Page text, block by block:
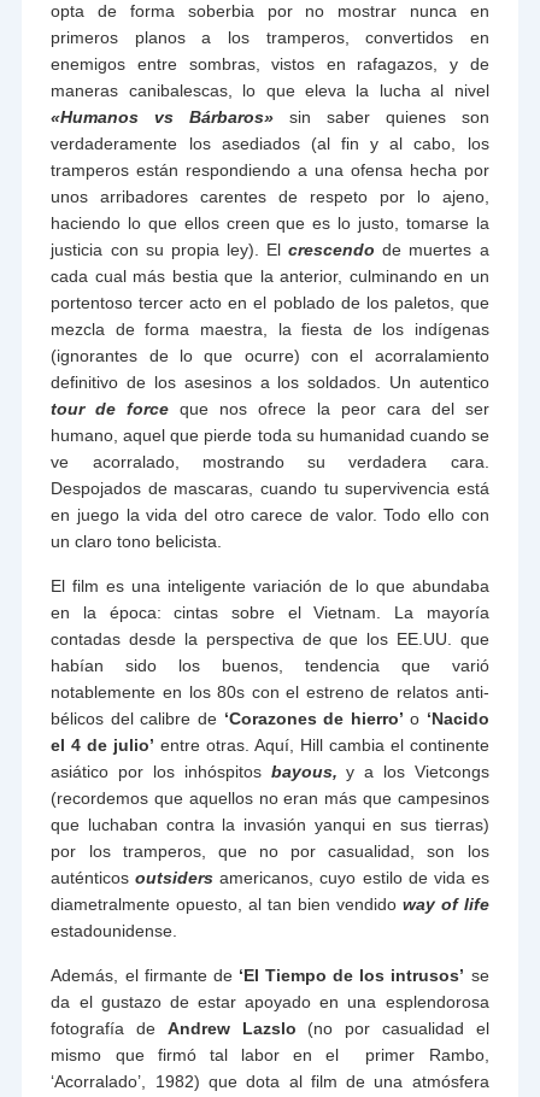
opta de forma soberbia por no mostrar nunca en
primeros planos a los tramperos, convertidos en
enemigos entre sombras, vistos en rafagazos, y de
maneras canibalescas, lo que eleva la lucha al nivel
«Humanos vs Bárbaros» sin saber quienes son
verdaderamente los asediados (al fin y al cabo, los
tramperos están respondiendo a una ofensa hecha por
unos arribadores carentes de respeto por lo ajeno,
haciendo lo que ellos creen que es lo justo, tomarse la
justicia con su propia ley). Elcrescendode muertes a
cada cual más bestia que la anterior, culminando en un
portentoso tercer acto en el poblado de los paletos, que
mezcla de forma maestra, la fiesta de los indígenas
(ignorantes de lo que ocurre) con el acorralamiento
definitivo de los asesinos a los soldados. Un autentico
tour de force que nos ofrece la peor cara del ser
humano, aquel que pierde toda su humanidad cuando se
ve acorralado, mostrando su verdadera cara.
Despojados de mascaras, cuando tu supervivencia está
en juego la vida del otro carece de valor. Todo ello con
un claro tono belicista.
El film es una inteligente variación de lo que abundaba
en la época: cintas sobre el Vietnam. La mayoría
contadas desde la perspectiva de que los EE.UU. que
habían sido los buenos, tendencia que varió
notablemente en los 80s con el estreno de relatos anti-
bélicos del calibre de ‘Corazones de hierro’ o ‘Nacido
el 4 de julio’ entre otras. Aquí, Hill cambia el continente
asiático por los inhóspitos bayous,y a los Vietcongs
(recordemos que aquellos no eran más que campesinos
que luchaban contra la invasión yanqui en sus tierras)
por los tramperos, que no por casualidad, son los
auténticosoutsidersamericanos, cuyo estilo de vida es
diametralmente opuesto, al tan bien vendido way of life
estadounidense.
Además, el firmante de ‘El Tiempo de los intrusos’ se
da el gustazo de estar apoyado en una esplendorosa
fotografía de Andrew Lazslo (no por casualidad el
mismo que firmó tal labor en el primer Rambo,
‘Acorralado’, 1982) que dota al film de una atmósfera